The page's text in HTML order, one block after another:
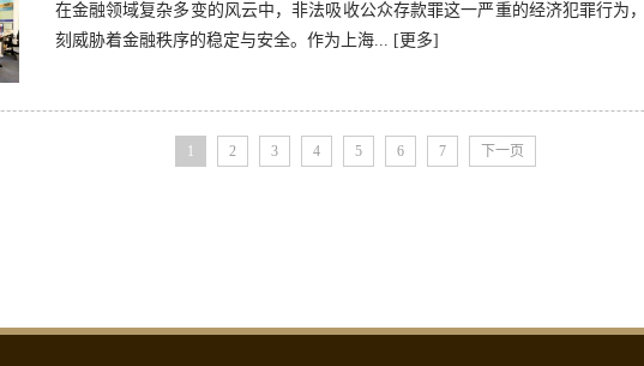
在金融领域复杂多变的风云中，非法吸收公众存款罪这一严重的经济犯罪行为
刻威胁着金融秩序的稳定与安全。作为上海... [更多]
1 2 3 4 5 6 7 下一页